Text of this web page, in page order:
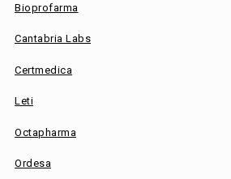
Bioprofarma
Cantabria Labs
Certmedica
Leti
Octapharma
Ordesa